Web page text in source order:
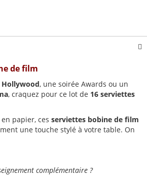
de film
, une soirée Awards ou un
, craquez pour ce lot de 16 serviettes
papier, ces serviettes bobine de film
une touche stylé à votre table. On
complémentaire ?